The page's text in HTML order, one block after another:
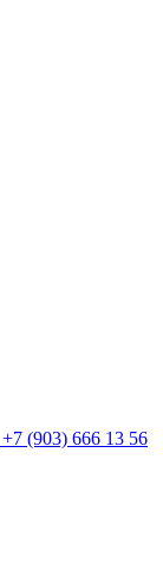
+7 (903) 666 13 56